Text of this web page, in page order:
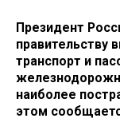
Президент
правительству
транспорт и
наиболее
этом